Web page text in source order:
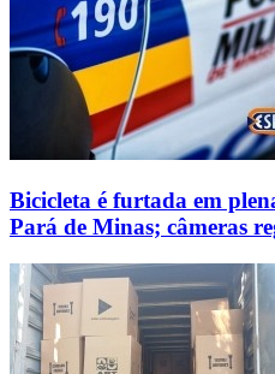
Bicicleta é furtada em
Pará de Minas; câmeras